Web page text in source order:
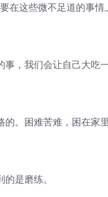
在这些微不足道的事情
，我们会让自己大吃一
。困难苦难，困在家里
是磨练。